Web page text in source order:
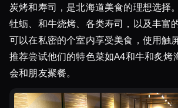
炭烤和寿司，是北海道美食的理想选择
牡蛎、和牛烧烤、各类寿司，以及丰富
可以在私密的个室内享受美食，使用触
推荐尝试他们的特色菜如A4和牛和炙烤
会和朋友聚餐。